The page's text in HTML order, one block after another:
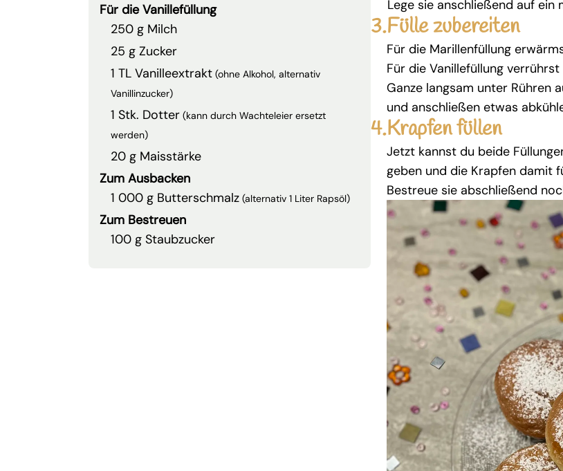
Für die Vanillefüllung
250 g Milch
25 g Zucker
1 TL Vanilleextrakt (ohne Alkohol, alternativ
Vanillinzucker)
1 Stk. Dotter (kann durch Wachteleier ersetzt
werden)
20 g Maisstärke
Zum Ausbacken
1 000 g Butterschmalz (alternativ 1 Liter Rapsöl)
Zum Bestreuen
100 g Staubzucker
Lege sie anschließend auf
3.Fülle zubereiten
Für die Marillenfüllung
Für die Vanillefüllung
Ganze langsam unter Rühren
und anschließen etwas
4.Krapfen füllen
Jetzt kannst du beide
geben und die Krapfen damit
Bestreue sie abschließend